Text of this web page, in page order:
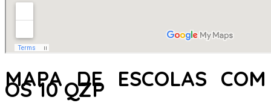
MAPA DE ESCOLAS COM
OS 10 QZP